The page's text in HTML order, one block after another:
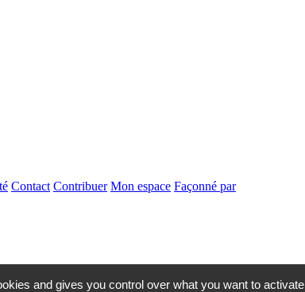
Contact Contribuer Mon espace Façonné par
and gives you control over what you want to activate